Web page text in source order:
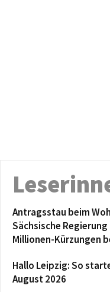
Antragsstau beim
Sächsische
Millionen-Kürzungen
Hallo Leipzig: So
August 2026